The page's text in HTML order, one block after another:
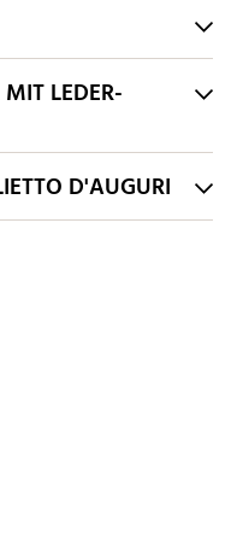
LEDER-
D'AUGURI